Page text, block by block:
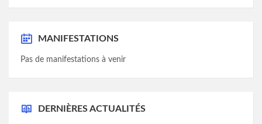
MANIFESTATIONS
Pas de manifestations à venir
DERNIÈRES ACTUALITÉS